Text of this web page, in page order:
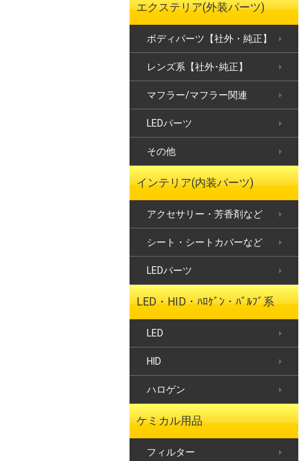
エクステリア(外装パーツ)
ボディパーツ【社外・純正】
レンズ系【社外･純正】
マフラー/マフラー関連
LEDパーツ
その他
インテリア(内装パーツ)
アクセサリー・芳香剤など
シート・シートカバーなど
LEDパーツ
LED・HID・ﾊﾛｹﾞﾝ・ﾊﾞﾙﾌﾞ系
LED
HID
ハロゲン
ケミカル用品
フィルター